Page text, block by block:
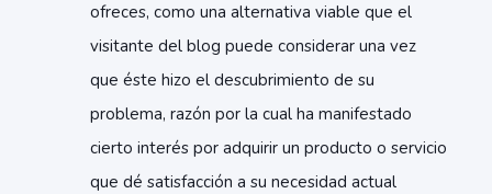
ofreces, como una alternativa viable que el
visitante del blog puede considerar una vez
que éste hizo el descubrimiento de su
problema, razón por la cual ha manifestado
cierto interés por adquirir un producto o servicio
que dé satisfacción a su necesidad actual